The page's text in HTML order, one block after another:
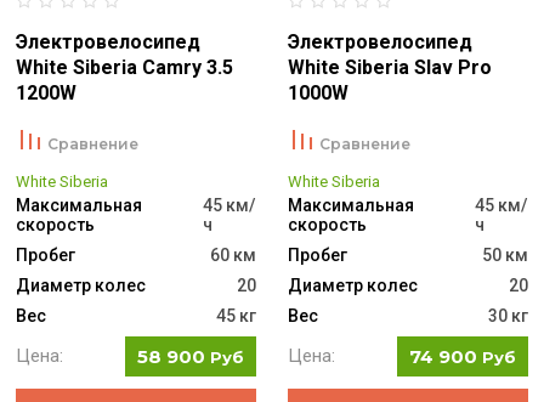
Электровелосипед
White Siberia Camry 3.5
1200W
Сравнение
White Siberia
Максимальная
скорость
45 км/
ч
Пробег
60 км
Диаметр колес
20
Вес
45 кг
Цена: 58 900 Руб
Электровелосипед
White Siberia Slav Pro
1000W
Сравнение
White Siberia
Максимальная
скорость
45 км/
ч
Пробег
50 км
Диаметр колес
20
Вес
30 кг
Цена: 74 900 Руб